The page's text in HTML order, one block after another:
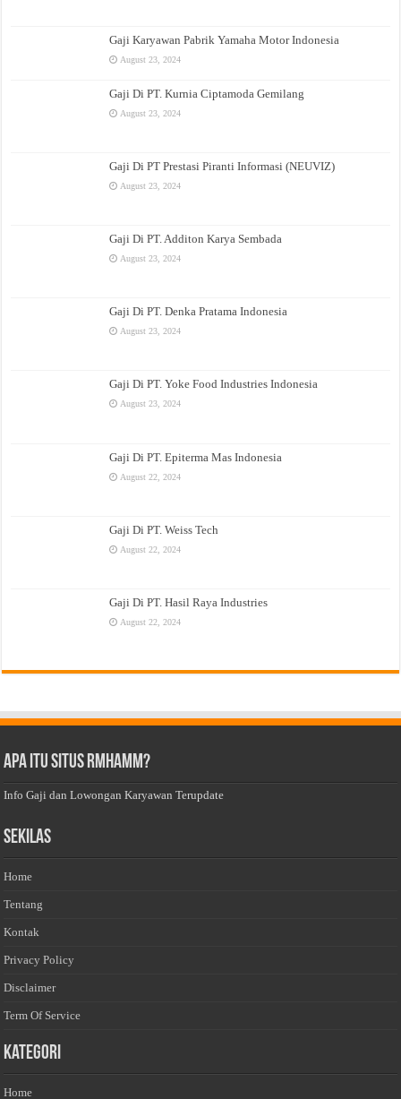
Gaji Karyawan Pabrik Yamaha Motor Indonesia
August 23, 2024
Gaji Di PT. Kurnia Ciptamoda Gemilang
August 23, 2024
Gaji Di PT Prestasi Piranti Informasi (NEUVIZ)
August 23, 2024
Gaji Di PT. Additon Karya Sembada
August 23, 2024
Gaji Di PT. Denka Pratama Indonesia
August 23, 2024
Gaji Di PT. Yoke Food Industries Indonesia
August 23, 2024
Gaji Di PT. Epiterma Mas Indonesia
August 22, 2024
Gaji Di PT. Weiss Tech
August 22, 2024
Gaji Di PT. Hasil Raya Industries
August 22, 2024
Apa Itu Situs Rmhamm?
Info Gaji dan Lowongan Karyawan Terupdate
Sekilas
Home
Tentang
Kontak
Privacy Policy
Disclaimer
Term Of Service
Kategori
Home